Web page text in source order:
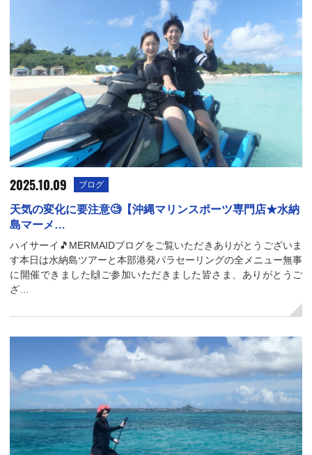
2025.10.09 ブログ
天気の変化に要注意🧐【沖縄マリンスポーツ専門店★水納
島マーメ…
ハイサーイ🎵MERMAIDブログをご覧いただきありがとうございま
す本日は水納島ツアーと本部港発パラセーリングの全メニュー無事
に開催できました🙌ご参加いただきました皆さま、ありがとうご
ざ…